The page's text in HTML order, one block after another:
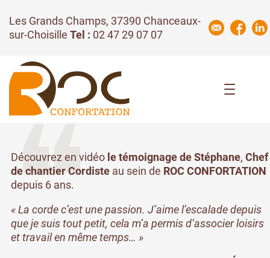
Les Grands Champs, 37390 Chanceaux-
sur-Choisille Tel : 02 47 29 07 07
Découvrez en vidéo le témoignage de Stéphane, Chef
de chantier Cordiste au sein de ROC CONFORTATION
depuis 6 ans.
« La corde c’est une passion. J’aime l’escalade depuis
que je suis tout petit, cela m’a permis d’associer loisirs
et travail en même temps… »